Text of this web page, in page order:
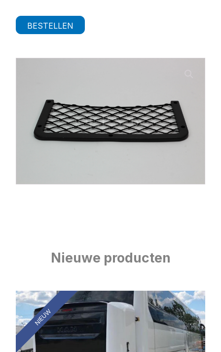
BESTELLEN
Nieuwe producten
NIEUW